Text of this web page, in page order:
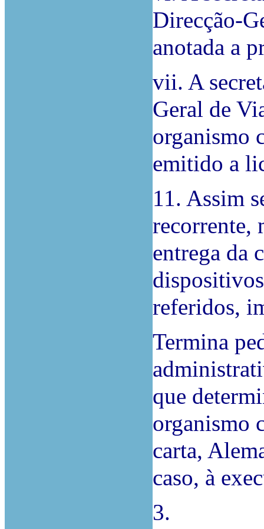
Direcção-
anotada a
vii. A
Geral de
organismo
emitido a
11. Assim
recorrente,
entrega da
referidos,
Termina
que
organismo
carta,
caso, à
3.